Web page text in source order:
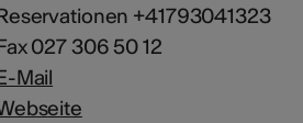
+41793041323
027 306 50 12
Mail